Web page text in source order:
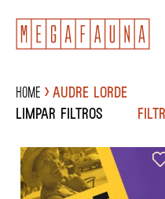
Home
Audre Lorde
Limpar filtros